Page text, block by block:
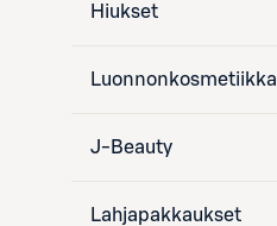
Hiukset
Luonnonkosmetiikka
J-Beauty
Lahjapakkaukset